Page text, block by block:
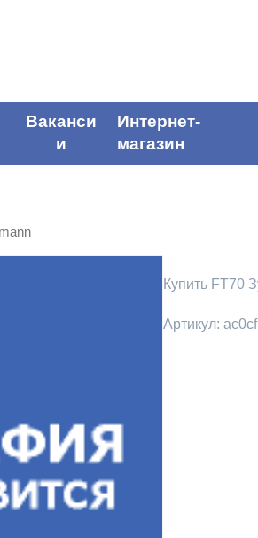
Ваканси
и
Интернет-
магазин
Купить FT70
Артикул: